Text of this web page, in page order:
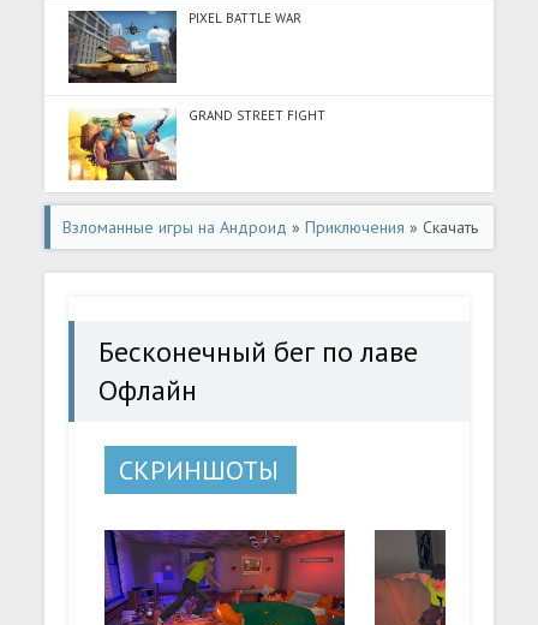
PIXEL BATTLE WAR
GRAND STREET FIGHT
Взломанные игры на Андроид »Приключения » Скачать
Бесконечный бег по лаве Офлайн (Много монет) на
Бесконечный бег по лаве
Офлайн
СКРИНШОТЫ